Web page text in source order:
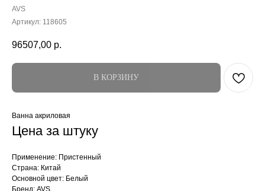
AVS
Артикул: 118605
96507,00 р.
В КОРЗИНУ
Ванна акриловая
Цена за штуку
Применение: Пристенный
Страна: Китай
Основной цвет: Белый